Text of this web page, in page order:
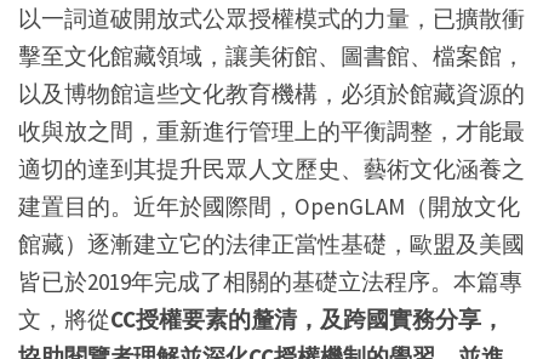
以一詞道破開放式公眾授權模式的力量，已擴散衝
擊至文化館藏領域，讓美術館、圖書館、檔案館，
以及博物館這些文化教育機構，必須於館藏資源的
收與放之間，重新進行管理上的平衡調整，才能最
適切的達到其提升民眾人文歷史、藝術文化涵養之
建置目的。近年於國際間，OpenGLAM（開放文化
館藏）逐漸建立它的法律正當性基礎，歐盟及美國
皆已於2019年完成了相關的基礎立法程序。本篇專
文，將從CC授權要素的釐清，及跨國實務分享，